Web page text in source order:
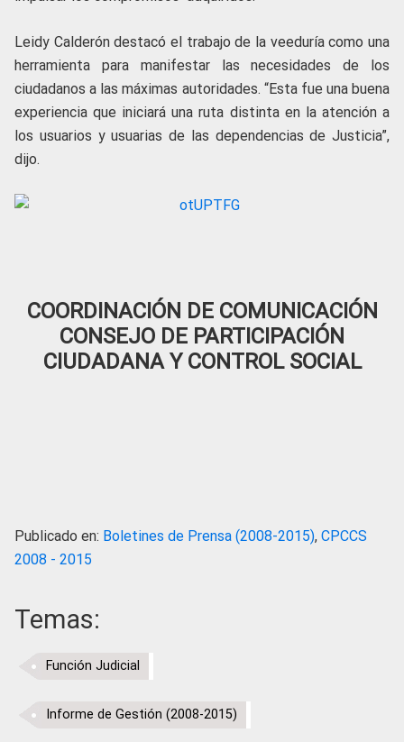
Leidy Calderón destacó el trabajo de la veeduría como una
herramienta para manifestar las necesidades de los
ciudadanos a las máximas autoridades. “Esta fue una buena
experiencia que iniciará una ruta distinta en la atención a
los usuarios y usuarias de las dependencias de Justicia”,
dijo.
COORDINACIÓN DE COMUNICACIÓN
CONSEJO DE PARTICIPACIÓN
CIUDADANA Y CONTROL SOCIAL
Publicado en: Boletines de Prensa (2008-2015), CPCCS
2008 - 2015
Temas:
Función Judicial
Informe de Gestión (2008-2015)